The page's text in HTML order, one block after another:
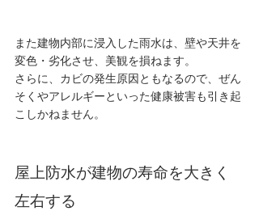
また建物内部に浸入した雨水は、壁や天井を
変色・劣化させ、美観を損ねます。
さらに、カビの発生原因ともなるので、ぜん
そくやアレルギーといった健康被害も引き起
こしかねません。
屋上防水が建物の寿命を大きく
左右する